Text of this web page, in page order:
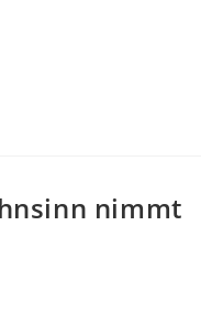
nimmt